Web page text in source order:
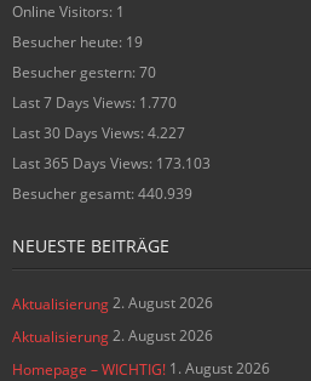
Online Visitors: 1
Besucher heute: 19
Besucher gestern: 70
Last 7 Days Views: 1.770
Last 30 Days Views: 4.227
Last 365 Days Views: 173.103
Besucher gesamt: 440.939
NEUESTE BEITRÄGE
Aktualisierung2. August 2026
Aktualisierung2. August 2026
Homepage – WICHTIG! 1. August 2026